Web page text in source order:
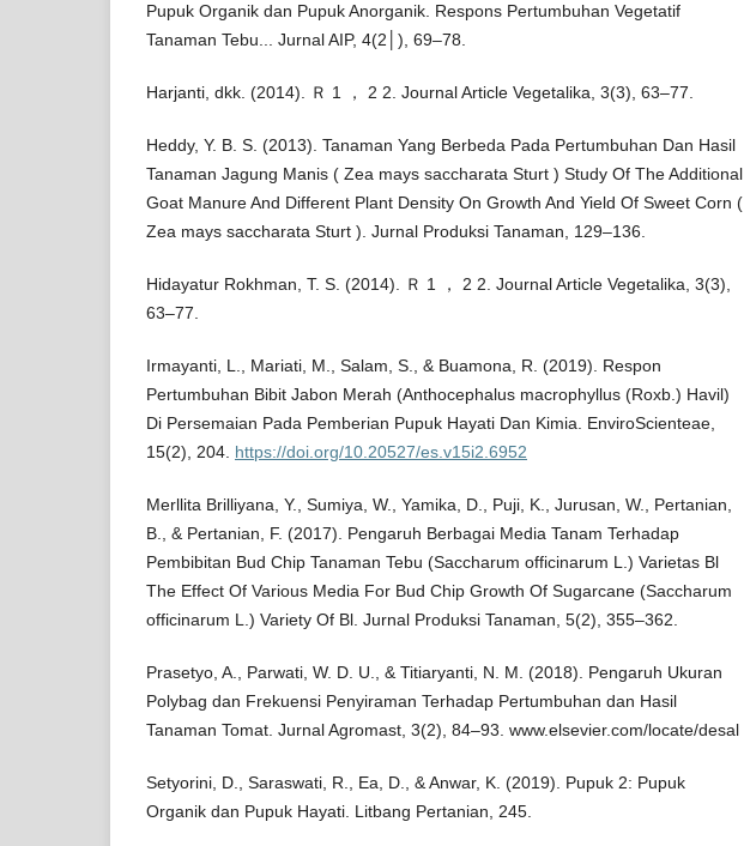
Pupuk Organik dan Pupuk Anorganik. Respons Pertumbuhan Vegetatif
Tanaman Tebu... Jurnal AIP, 4(2│), 69–78.
Harjanti, dkk. (2014). Ｒ 1 ， 2 2. Journal Article Vegetalika, 3(3), 63–77.
Heddy, Y. B. S. (2013). Tanaman Yang Berbeda Pada Pertumbuhan Dan Hasil
Tanaman Jagung Manis ( Zea mays saccharata Sturt ) Study Of The Additional
Goat Manure And Different Plant Density On Growth And Yield Of Sweet Corn (
Zea mays saccharata Sturt ). Jurnal Produksi Tanaman, 129–136.
Hidayatur Rokhman, T. S. (2014). Ｒ 1 ， 2 2. Journal Article Vegetalika, 3(3),
63–77.
Irmayanti, L., Mariati, M., Salam, S., & Buamona, R. (2019). Respon
Pertumbuhan Bibit Jabon Merah (Anthocephalus macrophyllus (Roxb.) Havil)
Di Persemaian Pada Pemberian Pupuk Hayati Dan Kimia. EnviroScienteae,
15(2), 204. https://doi.org/10.20527/es.v15i2.6952
Merllita Brilliyana, Y., Sumiya, W., Yamika, D., Puji, K., Jurusan, W., Pertanian,
B., & Pertanian, F. (2017). Pengaruh Berbagai Media Tanam Terhadap
Pembibitan Bud Chip Tanaman Tebu (Saccharum officinarum L.) Varietas Bl
The Effect Of Various Media For Bud Chip Growth Of Sugarcane (Saccharum
officinarum L.) Variety Of Bl. Jurnal Produksi Tanaman, 5(2), 355–362.
Prasetyo, A., Parwati, W. D. U., & Titiaryanti, N. M. (2018). Pengaruh Ukuran
Polybag dan Frekuensi Penyiraman Terhadap Pertumbuhan dan Hasil
Tanaman Tomat. Jurnal Agromast, 3(2), 84–93. www.elsevier.com/locate/desal
Setyorini, D., Saraswati, R., Ea, D., & Anwar, K. (2019). Pupuk 2: Pupuk
Organik dan Pupuk Hayati. Litbang Pertanian, 245.